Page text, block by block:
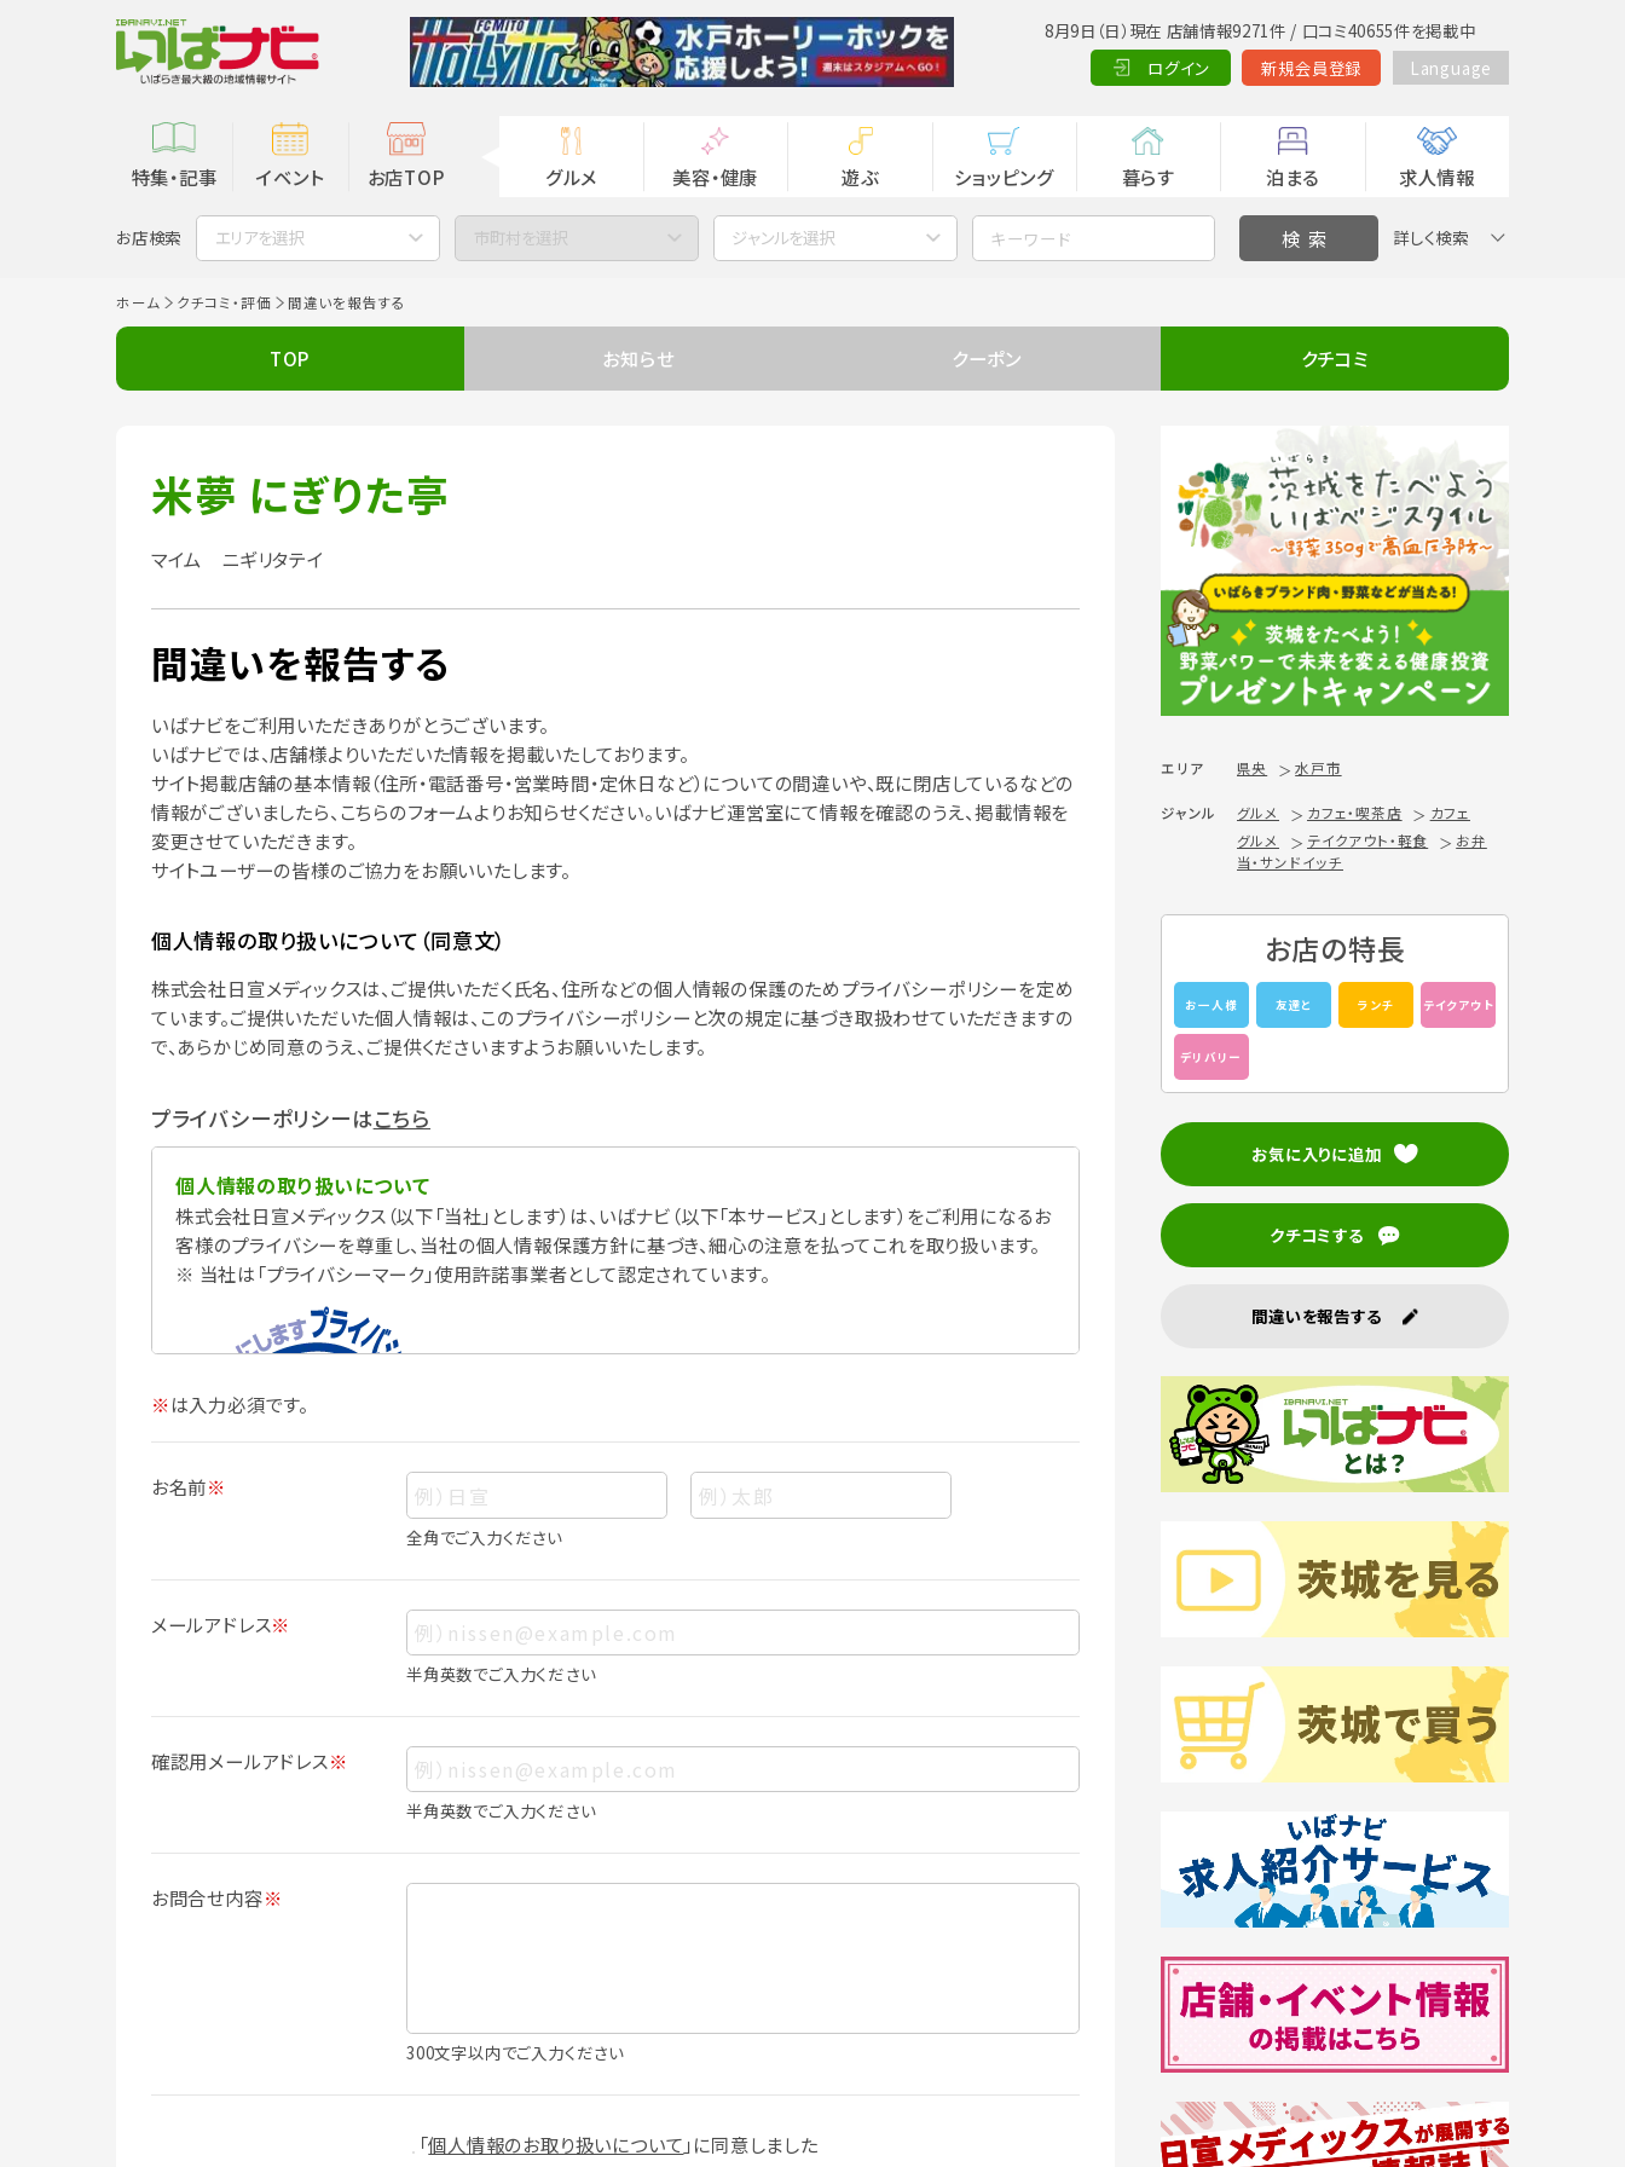
8月9日（日）現在 店舗情報9271件 / 口コミ40655件を掲載中
ログイン
新規会員登録 Language
特集・記事 イベント お店TOP グルメ 美容・健康 遊ぶ ショッピング 暮らす 泊まる 求人情報
お店検索 エリアを選択 市町村を選択 ジャンルを選択 詳しく検索
ホーム クチコミ・評価 間違いを報告する
TOP お知らせ クーポン クチコミ
米夢 にぎりた亭
マイム ニギリタテイ
間違いを報告する
いばナビをご利用いただきありがとうございます。
いばナビでは、店舗様よりいただいた情報を掲載いたしております。
サイト掲載店舗の基本情報（住所・電話番号・営業時間・定休日など）についての間違いや、既に閉店しているなどの
情報がございましたら、こちらのフォームよりお知らせください。いばナビ運営室にて情報を確認のうえ、掲載情報を
変更させていただきます。
サイトユーザーの皆様のご協力をお願いいたします。
個人情報の取り扱いについて（同意文）
株式会社日宣メディックスは、ご提供いただく氏名、住所などの個人情報の保護のためプライバシーポリシーを定め
ています。ご提供いただいた個人情報は、このプライバシーポリシーと次の規定に基づき取扱わせていただきますの
で、あらかじめ同意のうえ、ご提供くださいますようお願いいたします。
プライバシーポリシーはこちら
個人情報の取り扱いについて
株式会社日宣メディックス（以下「当社」とします）は、いばナビ（以下「本サービス」とします）をご利用になるお
客様のプライバシーを尊重し、当社の個人情報保護方針に基づき、細心の注意を払ってこれを取り扱います。
※ 当社は「プライバシーマーク」使用許諾事業者として認定されています。
個人情報
個人情報とは、お客様個人に関する情報であって、当該情報を構成する氏名、住所、電話番号、メールアドレ
ス、生年月日、写真その他の記述等により、お客様個人を特定できるものをいいます。また、その情報のみで
は識別できない場合でも、他の情報と容易に照合することで、結果的にお客様個人を識別できるものも個
個人情報の利用目的について
本サービスにおける個人情報の利用目的は以下の通りであり、これらの目的達成の範囲を超えてお客様の
個人情報を利用することはありません。
・会員ポイントプログラムの運営
・各種お申込みや、お問い合わせへの対応
・投稿したクチコミ情報、写真の本サービスへの掲載
※は入力必須です。
お名前※
全角でご入力ください
メールアドレス※
半角英数でご入力ください
確認用メールアドレス※
半角英数でご入力ください
お問合せ内容※
300文字以内でご入力ください
「個人情報のお取り扱いについて 」に同意しました
エリア 県央 水戸市
ジャンル グルメ カフェ・喫茶店
カフェ
グルメ
テイクアウト・軽食
お弁
当・サンドイッチ
お店の特長
お一人様 友達と ランチ テイクアウト
デリバリー
お気に入りに追加
クチコミする
間違いを報告する